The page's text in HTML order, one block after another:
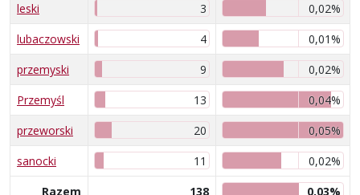
leski
3
0,02%
lubaczowski
4
0,01%
przemyski
9
0,02%
Przemyśl
13
0,04%
przeworski
20
0,05%
sanocki
11
0,02%
Razem
138 0,03%